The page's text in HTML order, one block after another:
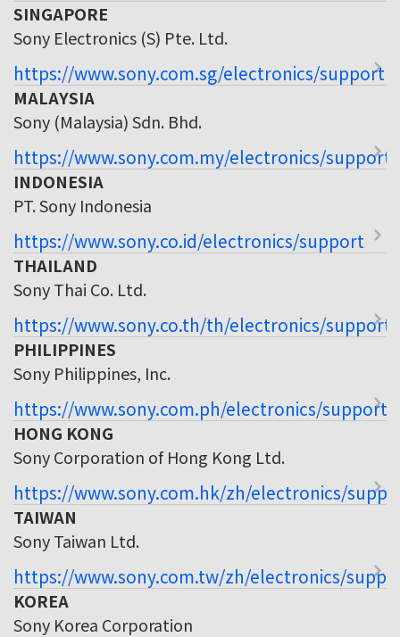
SINGAPORE
Sony Electronics (S) Pte. Ltd.
https://www.sony.com.sg/electronics/support
MALAYSIA
Sony (Malaysia) Sdn. Bhd.
https://www.sony.com.my/electronics/support
INDONESIA
PT. Sony Indonesia
https://www.sony.co.id/electronics/support
THAILAND
Sony Thai Co. Ltd.
https://www.sony.co.th/th/electronics/support
PHILIPPINES
Sony Philippines, Inc.
https://www.sony.com.ph/electronics/support
HONG KONG
Sony Corporation of Hong Kong Ltd.
https://www.sony.com.hk/zh/electronics/
TAIWAN
Sony Taiwan Ltd.
https://www.sony.com.tw/zh/electronics/
KOREA
Sony Korea Corporation